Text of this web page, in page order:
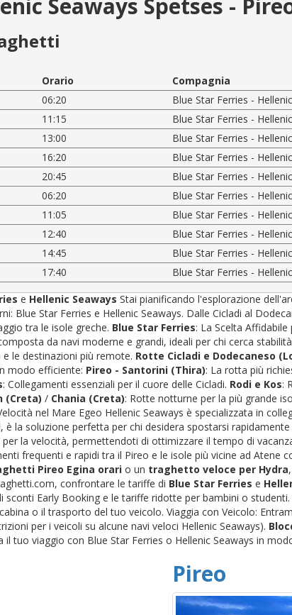
Seaways Spetses -
Orario Compagnia
06:20 Blue Star Ferries -
11:15 Blue Star Ferries -
13:00 Blue Star Ferries -
16:20 Blue Star Ferries -
20:45 Blue Star Ferries -
06:20 Blue Star Ferries -
11:05 Blue Star Ferries -
12:40 Blue Star Ferries -
14:45 Blue Star Ferries -
17:40 Blue Star Ferries -
e Hellenic Seaways Stai pianificando l'esplorazione
Blue Star Ferries e Hellenic Seaways. Dalle Cicladi al
tra le isole greche. Blue Star Ferries: La Scelta Affidabile
da navi moderne e grandi, ideali per chi cerca
le destinazioni più remote. Rotte Cicladi e Dodecaneso
modo efficiente: Pireo - Santorini (Thira): La rotta più
: Collegamenti essenziali per il cuore delle Cicladi. Rodi e Kos:
(Creta) / Chania (Creta): Rotte notturne per la più grande
nel Mare Egeo Hellenic Seaways è specializzata in
la soluzione perfetta per chi desidera spostarsi
per la velocità, permettendoti di ottimizzare il tempo di
frequenti e rapidi tra il Pireo e le isole più vicine ad Atene
Pireo Egina orari o un traghetto veloce per Hydra
confrontare le tariffe di Blue Star Ferries e
Early Booking e le tariffe ridotte per bambini o
o il trasporto del tuo veicolo. Viaggia con Veicolo:
per i veicoli su alcune navi veloci Hellenic Seaways).
il tuo viaggio con Blue Star Ferries o Hellenic Seaways in
Pireo